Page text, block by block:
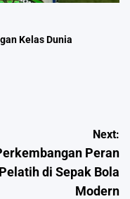
Kelas Dunia
Next:
Peran
Pelatih di Sepak Bola
Modern